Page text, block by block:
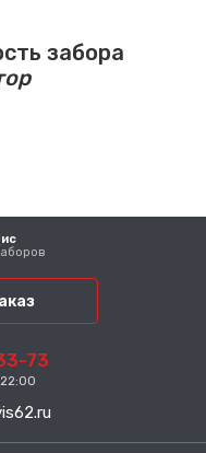
забора
73